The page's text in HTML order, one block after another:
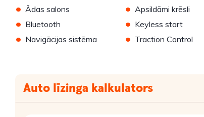
• Ādas salons • Apsildāmi krēsli
• Bluetooth • Keyless start
• Navigācijas sistēma • Traction Control